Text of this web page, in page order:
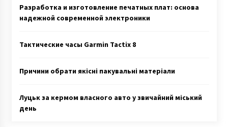
Разработка и изготовление печатных плат: основа
надежной современной электроники
Тактические часы Garmin Tactix 8
Причини обрати якісні пакувальні матеріали
Луцьк за кермом власного авто у звичайний міський
день